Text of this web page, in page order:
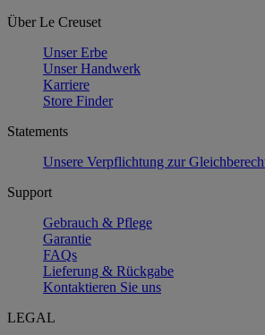
Über Le Creuset
Unser Erbe
Unser Handwerk
Karriere
Store Finder
Statements
Unsere Verpflichtung zur
Support
Gebrauch & Pflege
Garantie
FAQs
Lieferung & Rückgabe
Kontaktieren Sie uns
LEGAL